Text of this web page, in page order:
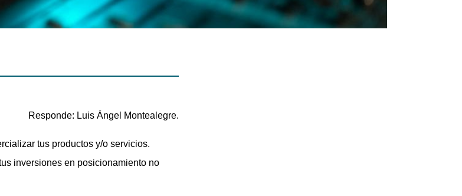
Responde: Luis Ángel Montealegre.
tus productos y/o servicios.
inversiones en posicionamiento no